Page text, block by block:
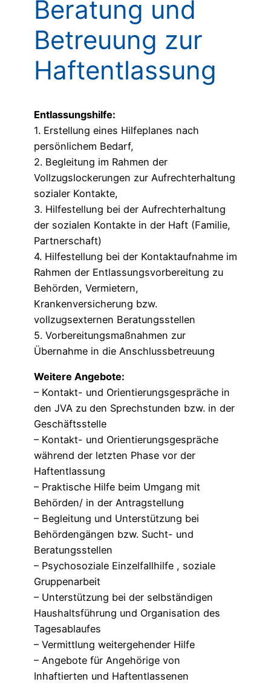
Beratung und
Betreuung zur
Haftentlassung
Entlassungshilfe:
1. Erstellung eines Hilfeplanes nach
persönlichem Bedarf,
2. Begleitung im Rahmen der
Vollzugslockerungen zur Aufrechterhaltung
sozialer Kontakte,
3. Hilfestellung bei der Aufrechterhaltung
der sozialen Kontakte in der Haft (Familie,
Partnerschaft)
4. Hilfestellung bei der Kontaktaufnahme im
Rahmen der Entlassungsvorbereitung zu
Behörden, Vermietern,
Krankenversicherung bzw.
vollzugsexternen Beratungsstellen
5. Vorbereitungsmaßnahmen zur
Übernahme in die Anschlussbetreuung
Weitere Angebote:
– Kontakt- und Orientierungsgespräche in
den JVA zu den Sprechstunden bzw. in der
Geschäftsstelle
– Kontakt- und Orientierungsgespräche
während der letzten Phase vor der
Haftentlassung
– Praktische Hilfe beim Umgang mit
Behörden/ in der Antragstellung
– Begleitung und Unterstützung bei
Behördengängen bzw. Sucht- und
Beratungsstellen
– Psychosoziale Einzelfallhilfe , soziale
Gruppenarbeit
– Unterstützung bei der selbständigen
Haushaltsführung und Organisation des
Tagesablaufes
– Vermittlung weitergehender Hilfe
– Angebote für Angehörige von
Inhaftierten und Haftentlassenen